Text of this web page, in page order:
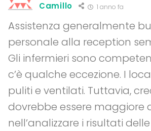
Camillo 1 anno fa
Assistenza generalmente
personale alla reception
Gli infermieri sono
c’è qualche eccezione. I
puliti e ventilati. Tuttavia,
dovrebbe essere maggiore
nell’analizzare i risultati